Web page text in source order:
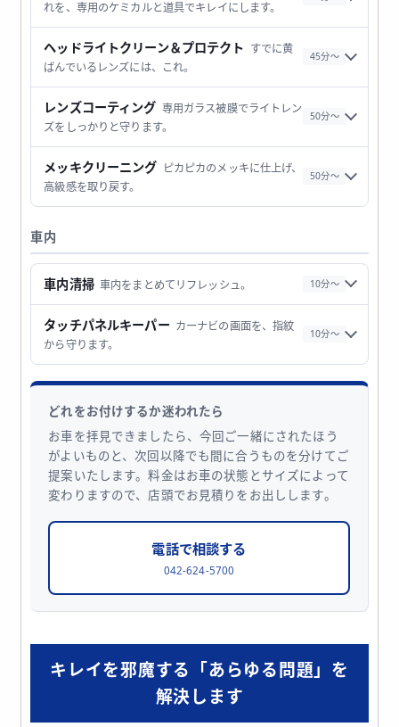
れを、専用のケミカルと道具でキレイにします。
ヘッドライトクリーン＆プロテクト すでに黄
ばんでいるレンズには、これ。
45分〜
レンズコーティング 専用ガラス被膜でライトレン
ズをしっかりと守ります。
50分〜
メッキクリーニング ピカピカのメッキに仕上げ、
高級感を取り戻す。
50分〜
車内
車内清掃 車内をまとめてリフレッシュ。 10分〜
タッチパネルキーパー カーナビの画面を、指紋
から守ります。
10分〜
どれをお付けするか迷われたら
お車を拝見できましたら、今回ご一緒にされたほう
がよいものと、次回以降でも間に合うものを分けてご
提案いたします。料金はお車の状態とサイズによって
変わりますので、店頭でお見積りをお出しします。
電話で相談する
042-624-5700
キレイを邪魔する「あらゆる問題」を
解決します